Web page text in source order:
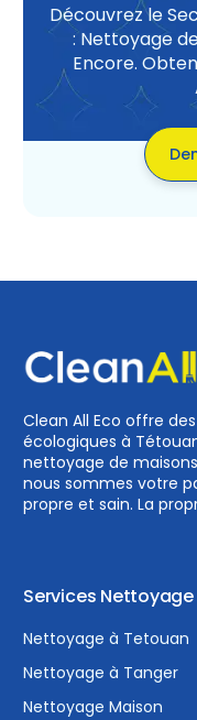
Découvrez le
: Nettoyage
Encore.
Clean All Eco offre
écologiques à
nettoyage de
nous sommes votre
propre et sain. La
Services Nettoyage
Nettoyage à Tetouan
Nettoyage à Tanger
Nettoyage Maison